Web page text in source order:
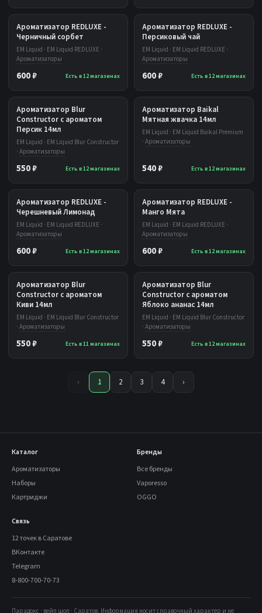
Ароматизатор REDLUXE -
Черничный сорбет
EM Liquid · EM Liquid REDLUXE ·
Ароматизаторы
600 ₽ Есть в 12 магазинах
Ароматизатор REDLUXE -
Персиковый чай
EM Liquid · EM Liquid REDLUXE ·
Ароматизаторы
600 ₽ Есть в 12 магазинах
Ароматизатор Blur
Constructor с ароматом
Персик 14мл
EM Liquid · EM Liquid Blur Constructor
· Ароматизаторы
550 ₽ Есть в 12 магазинах
Ароматизатор Baikal
Мятная жвачка 14мл
EM Liquid · EM Liquid Baikal Premium
· Ароматизаторы
540 ₽ Есть в 12 магазинах
Ароматизатор REDLUXE -
Черешневый Лимонад
EM Liquid · EM Liquid REDLUXE ·
Ароматизаторы
600 ₽ Есть в 12 магазинах
Ароматизатор REDLUXE -
Манго Мята
EM Liquid · EM Liquid REDLUXE ·
Ароматизаторы
600 ₽ Есть в 12 магазинах
Ароматизатор Blur
Constructor с ароматом
Киви 14мл
EM Liquid · EM Liquid Blur Constructor
· Ароматизаторы
550 ₽ Есть в 11 магазинах
Ароматизатор Blur
Constructor с ароматом
Яблоко ананас 14мл
EM Liquid · EM Liquid Blur Constructor
· Ароматизаторы
550 ₽ Есть в 12 магазинах
‹ 1 2 3 4 ›
Каталог
Ароматизаторы
Наборы
Картриджи
Бренды
Все бренды
Vaporesso
OGGO
Связь
12 точек в Саратове
ВКонтакте
Telegram
8-800-700-70-73
Парадокс · вейп шоп · Саратов. Информация носит справочный характер и не